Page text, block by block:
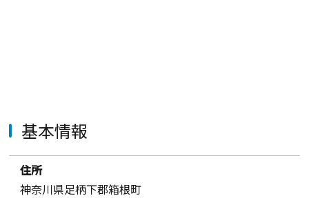
基本情報
住所
神奈川県足柄下郡箱根町